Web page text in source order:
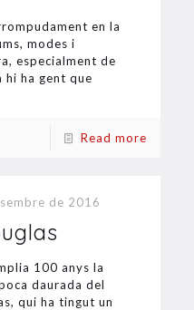
en la
modes i
especialment de
hi ha gent que
Read more
de 2016
100 anys la
daurada del
qui ha tingut un